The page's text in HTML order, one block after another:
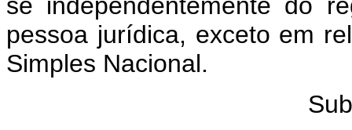
pessoa jurídica, exceto em
Simples Nacional.